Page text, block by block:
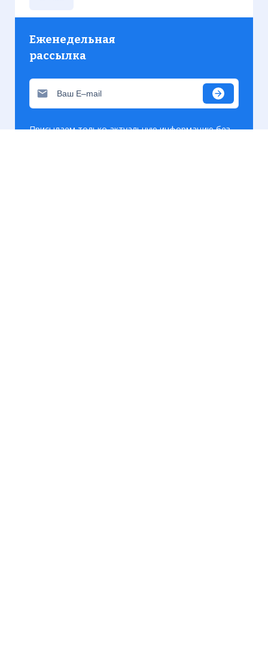
Еженедельная
рассылка
Присылаем только актуальную информацию без